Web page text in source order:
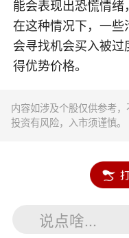
能会表现出恐慌情绪
在这种情况下，一些
会寻找机会买入被
得优势价格。
内容如涉及个股仅供参考，
投资有风险，入市须谨慎。
说点啥...